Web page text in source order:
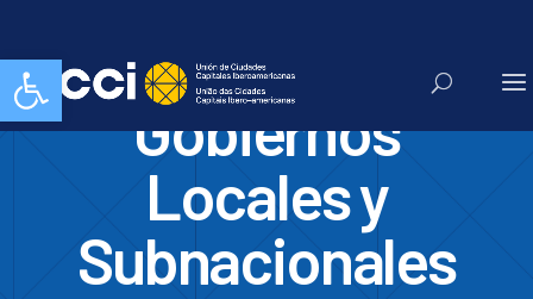
Abrir barra de herramientasII Foro de
Gobiernos
Locales y
Subnacionales